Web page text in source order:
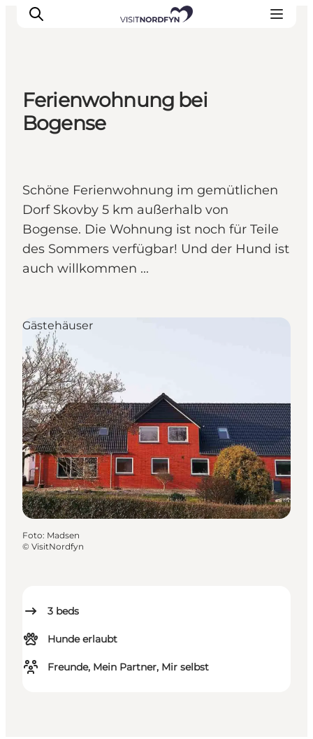
Erleben
Eventkalender
Erlebnisbuchung
Für Kinder
Ferienwohnung bei
Bogense
Schöne Ferienwohnung im gemütlichen
Dorf Skovby 5 km außerhalb von
Bogense. Die Wohnung ist noch für Teile
des Sommers verfügbar! Und der Hund ist
auch willkommen ...
3 beds
Hunde erlaubt
Freunde, Mein Partner, Mir selbst
Gästehäuser
Foto: Madsen
© VisitNordfyn